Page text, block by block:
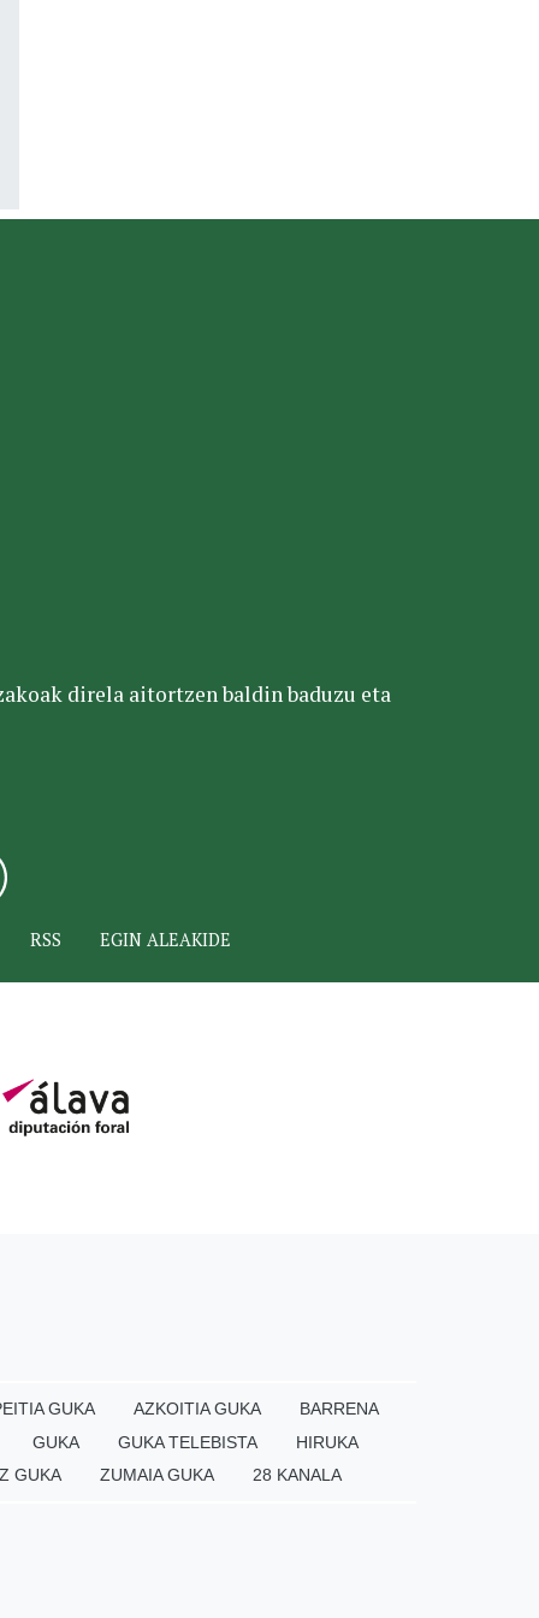
direla aitortzen baldin baduzu eta
RSS EGIN ALEAKIDE
GUKA AZKOITIA GUKA
BARRENA
GUKA GUKA TELEBISTA
HIRUKA
GUKA ZUMAIA GUKA 28 KANALA